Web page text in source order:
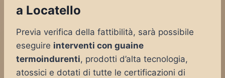
a Locatello
Previa verifica della fattibilità, sarà possibile
eseguire interventi con guaine
termoindurenti, prodotti d’alta tecnologia,
atossici e dotati di tutte le certificazioni di